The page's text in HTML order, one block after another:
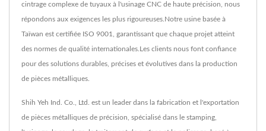
cintrage complexe de tuyaux à l'usinage CNC de haute précision, nous
répondons aux exigences les plus rigoureuses.Notre usine basée à
Taïwan est certifiée ISO 9001, garantissant que chaque projet atteint
des normes de qualité internationales.Les clients nous font confiance
pour des solutions durables, précises et évolutives dans la production
de pièces métalliques.
Shih Yeh Ind. Co., Ltd. est un leader dans la fabrication et l'exportation
de pièces métalliques de précision, spécialisé dans le stamping,